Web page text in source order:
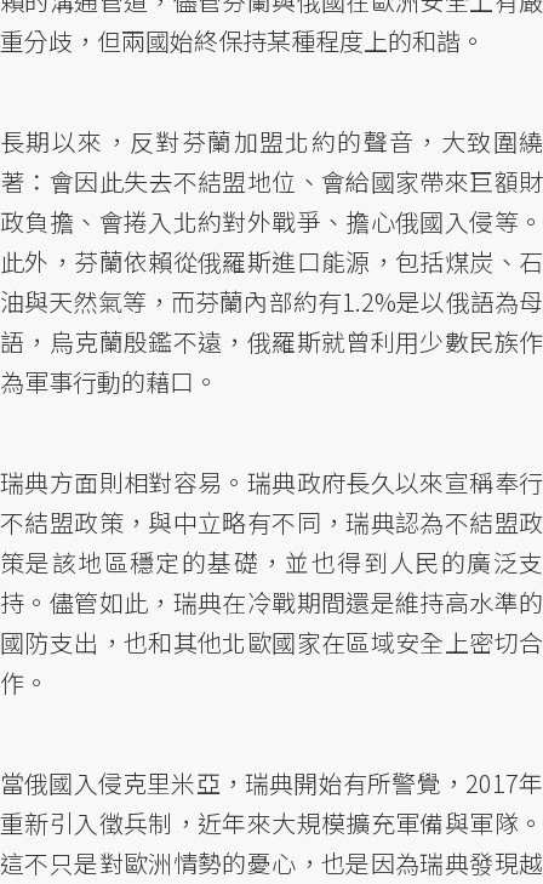
重分歧，但兩國始終保持某種程度上的和諧。
長期以來，反對芬蘭加盟北約的聲音，大致圍繞
著：會因此失去不結盟地位、會給國家帶來巨額財
政負擔、會捲入北約對外戰爭、擔心俄國入侵等。
此外，芬蘭依賴從俄羅斯進口能源，包括煤炭、石
油與天然氣等，而芬蘭內部約有1.2%是以俄語為母
語，烏克蘭殷鑑不遠，俄羅斯就曾利用少數民族作
為軍事行動的藉口。
瑞典方面則相對容易。瑞典政府長久以來宣稱奉行
不結盟政策，與中立略有不同，瑞典認為不結盟政
策是該地區穩定的基礎，並也得到人民的廣泛支
持。儘管如此，瑞典在冷戰期間還是維持高水準的
國防支出，也和其他北歐國家在區域安全上密切合
作。
當俄國入侵克里米亞，瑞典開始有所警覺，2017年
重新引入徵兵制，近年來大規模擴充軍備與軍隊。
這不只是對歐洲情勢的憂心，也是因為瑞典發現越